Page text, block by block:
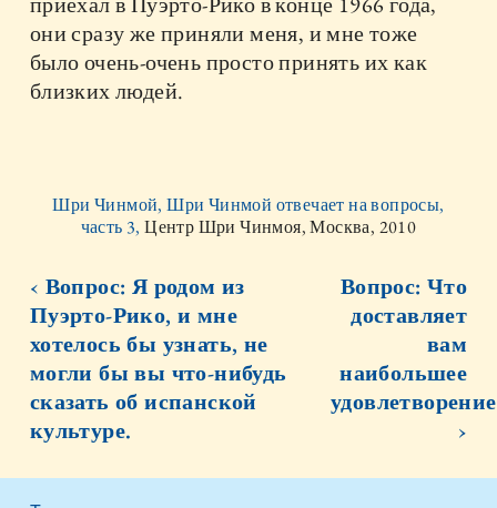
они сразу же приняли меня, и мне тоже
было очень-очень просто принять их как
близких людей.
Шри Чинмой, Шри Чинмой отвечает на вопросы,
часть 3,Центр Шри Чинмоя, Москва, 2010
‹ Вопрос: Я родом из
Пуэрто-Рико, и мне
хотелось бы узнать, не
могли бы вы что-нибудь
сказать об испанской
культуре.
Вопрос: Что
доставляет
вам
наибольшее
›